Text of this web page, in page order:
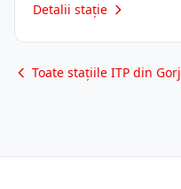
Detalii stație
Toate stațiile ITP din Gorj